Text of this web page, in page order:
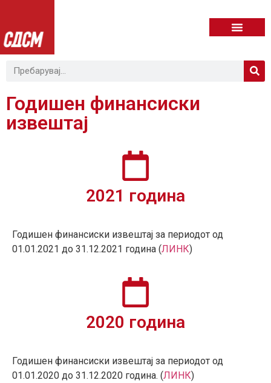
Годишен финансиски
извештај​
2021 година
Годишен финансиски извештај за периодот од
01.01.2021 до 31.12.2021 година (ЛИНК)
2020 година
Годишен финансиски извештај за периодот од
01.01.2020 до 31.12.2020 година. (ЛИНК)